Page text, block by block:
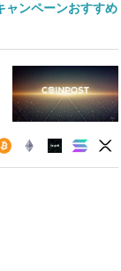
ャンペーンおすすめ